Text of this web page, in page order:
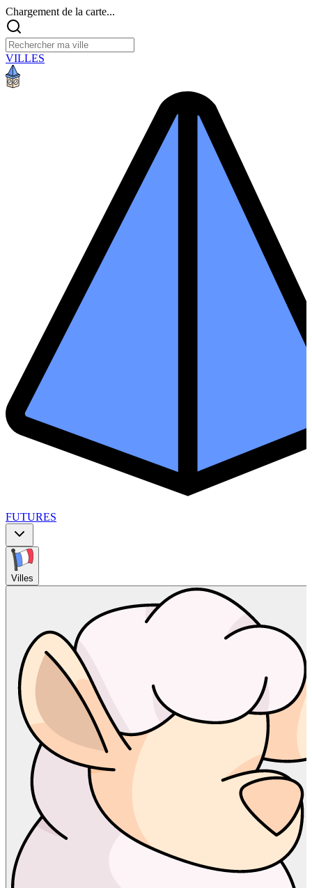
Chargement de la carte...
VILLES
FUTURES
Villes